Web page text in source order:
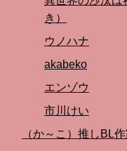
き）
ウノハナ
akabeko
エンゾウ
市川けい
（か～こ）推しBL